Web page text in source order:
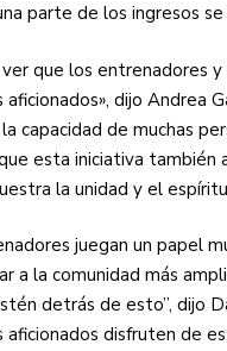
parte de los ingresos
ver que los entrenadores
aficionados», dijo Andrea
capacidad de muchas
esta iniciativa
la unidad y el
juegan un papel
a la comunidad más
detrás de esto”, dijo
aficionados disfruten de